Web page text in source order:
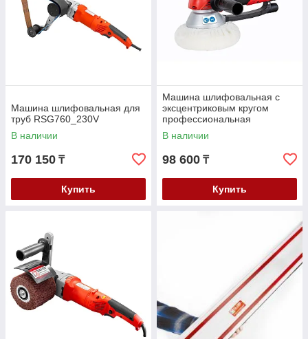
Машина шлифовальная для
труб RSG760_230V
В наличии
170 150 ₸
Купить
Машина шлифовальная с
эксцентриковым кругом
профессиональная
EZS150PRO_230V
В наличии
98 600 ₸
Купить